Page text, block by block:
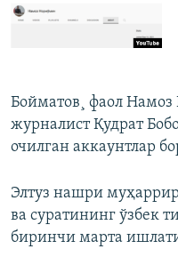
Бойматов¸ фаол
журналист Қудрат
очилган аккаунтлар
Элтуз нашри
ва суратининг ўзбек
биринчи марта